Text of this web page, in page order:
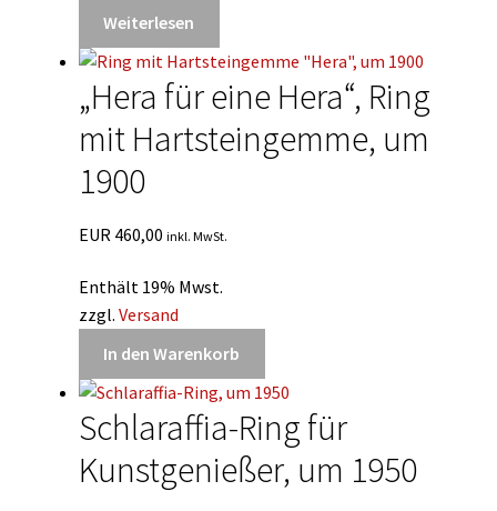
Weiterlesen
„Hera für eine Hera“, Ring
mit Hartsteingemme, um
1900
EUR 460,00 inkl. MwSt.
Enthält 19% Mwst.
zzgl. Versand
In den Warenkorb
Schlaraffia-Ring für
Kunstgenießer, um 1950